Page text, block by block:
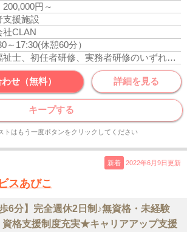
200,000円～
支援施設
社CLAN
～17:30(休憩60分）
介護福祉士、初任者研修、実務者研修のいずれかの資格をお持ちの方
せ（無料） 詳細を見る
キープする
トはもう一度ボタンをクリックしてください
新着 2022年6月9日更新
スあびこ
6分】完全週休2日制♪無資格・未経験
格支援制度充実★キャリアアップ支援